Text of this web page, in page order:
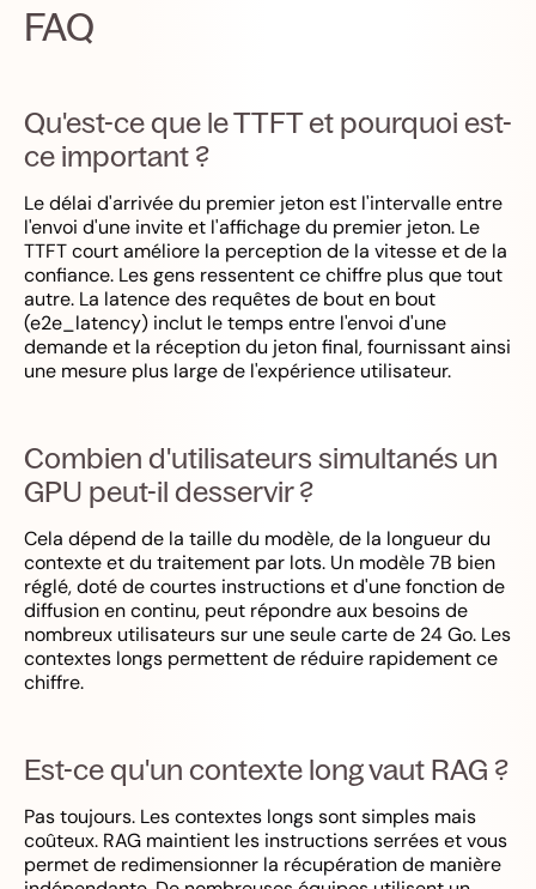
FAQ
Qu'est-ce que le TTFT et pourquoi est-
ce important ?
Le délai d'arrivée du premier jeton est l'intervalle entre
l'envoi d'une invite et l'affichage du premier jeton. Le
TTFT court améliore la perception de la vitesse et de la
confiance. Les gens ressentent ce chiffre plus que tout
autre. La latence des requêtes de bout en bout
(e2e_latency) inclut le temps entre l'envoi d'une
demande et la réception du jeton final, fournissant ainsi
une mesure plus large de l'expérience utilisateur.
Combien d'utilisateurs simultanés un
GPU peut-il desservir ?
Cela dépend de la taille du modèle, de la longueur du
contexte et du traitement par lots. Un modèle 7B bien
réglé, doté de courtes instructions et d'une fonction de
diffusion en continu, peut répondre aux besoins de
nombreux utilisateurs sur une seule carte de 24 Go. Les
contextes longs permettent de réduire rapidement ce
chiffre.
Est-ce qu'un contexte long vaut RAG ?
Pas toujours. Les contextes longs sont simples mais
coûteux. RAG maintient les instructions serrées et vous
permet de redimensionner la récupération de manière